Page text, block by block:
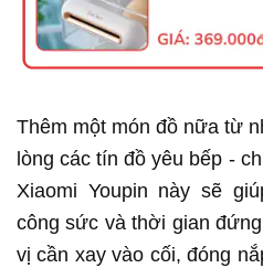
Thêm một món đồ nữa từ
lòng các tín đồ yêu bếp -
Xiaomi Youpin này sẽ
công sức và thời gian
vị cần xay vào cối, đóng